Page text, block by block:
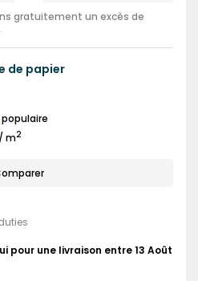
gratuitement un excès de
de papier
populaire
/ m2
pour une livraison entre 13 Août